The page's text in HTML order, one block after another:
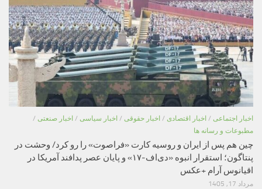
اخبار اجتماعی / اخبار اقتصادی / اخبار حقوقی / اخبار سیاسی / اخبار صنعتی /
مطبوعات و رسانه ها
چین هم پس از ایران و روسیه کارت «فراصوت» را رو کرد/ وحشت در
پنتاگون؛ استقرار انبوه «دی‌اف‑۱۷» و پایان عصر پدافند آمریکا در
اقیانوس آرام +عکس
مرداد 17, 1405